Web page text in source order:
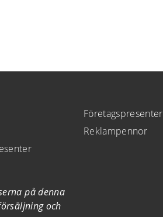
Företagspresenter
Reklampennor
på denna
och